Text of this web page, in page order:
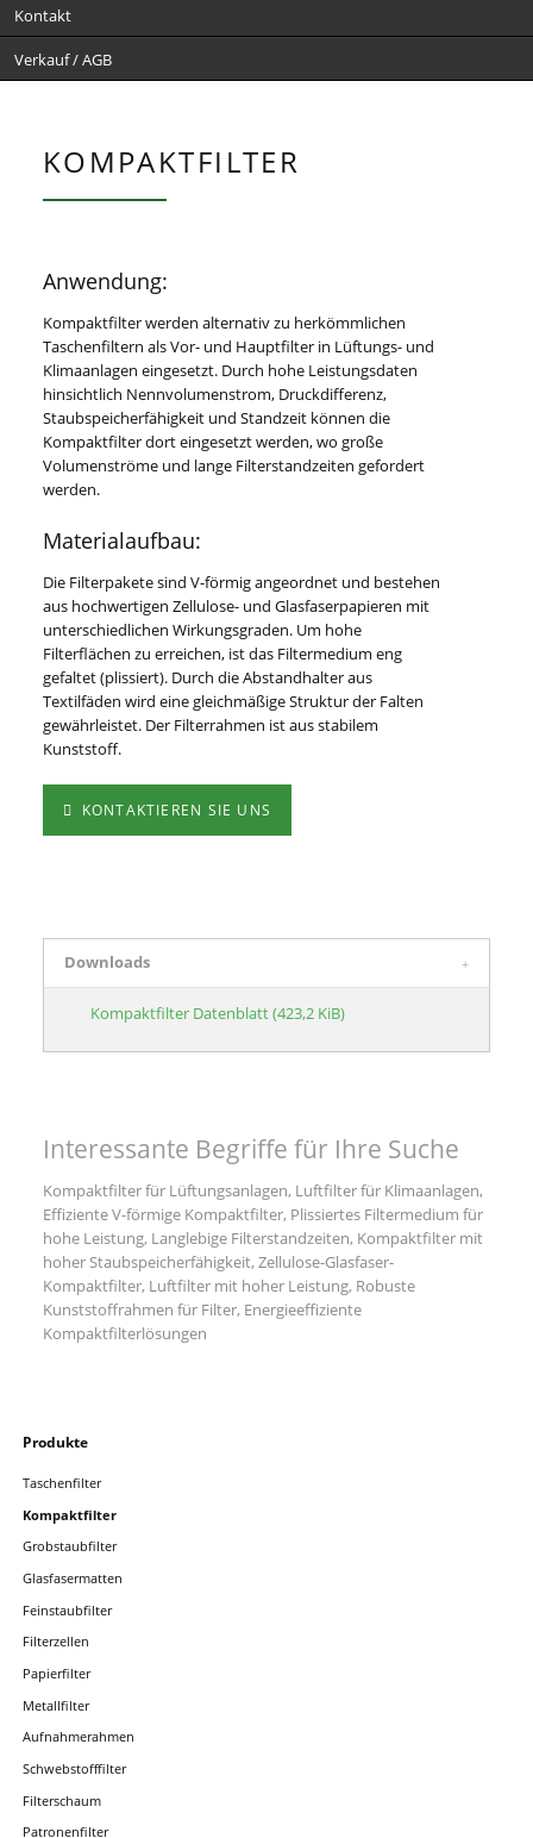
Kontakt
Verkauf / AGB
KOMPAKTFILTER
Anwendung:
Kompaktfilter werden alternativ zu herkömmlichen
Taschenfiltern als Vor- und Hauptfilter in Lüftungs- und
Klimaanlagen eingesetzt. Durch hohe Leistungsdaten
hinsichtlich Nennvolumenstrom, Druckdifferenz,
Staubspeicherfähigkeit und Standzeit können die
Kompaktfilter dort eingesetzt werden, wo große
Volumenströme und lange Filterstandzeiten gefordert
werden.
Materialaufbau:
Die Filterpakete sind V-förmig angeordnet und bestehen
aus hochwertigen Zellulose- und Glasfaserpapieren mit
unterschiedlichen Wirkungsgraden. Um hohe
Filterflächen zu erreichen, ist das Filtermedium eng
gefaltet (plissiert). Durch die Abstandhalter aus
Textilfäden wird eine gleichmäßige Struktur der Falten
gewährleistet. Der Filterrahmen ist aus stabilem
Kunststoff.
KONTAKTIEREN SIE UNS
Downloads
Kompaktfilter Datenblatt(423,2 KiB)
Interessante Begriffe für Ihre Suche
Kompaktfilter für Lüftungsanlagen, Luftfilter für Klimaanlagen,
Effiziente V-förmige Kompaktfilter, Plissiertes Filtermedium für
hohe Leistung, Langlebige Filterstandzeiten, Kompaktfilter mit
hoher Staubspeicherfähigkeit, Zellulose-Glasfaser-
Kompaktfilter, Luftfilter mit hoher Leistung, Robuste
Kunststoffrahmen für Filter, Energieeffiziente
Kompaktfilterlösungen
Navigation
Produkte
Taschenfilter
Kompaktfilter
Grobstaubfilter
Glasfasermatten
Feinstaubfilter
Filterzellen
Papierfilter
Metallfilter
Aufnahmerahmen
Schwebstofffilter
Filterschaum
Patronenfilter